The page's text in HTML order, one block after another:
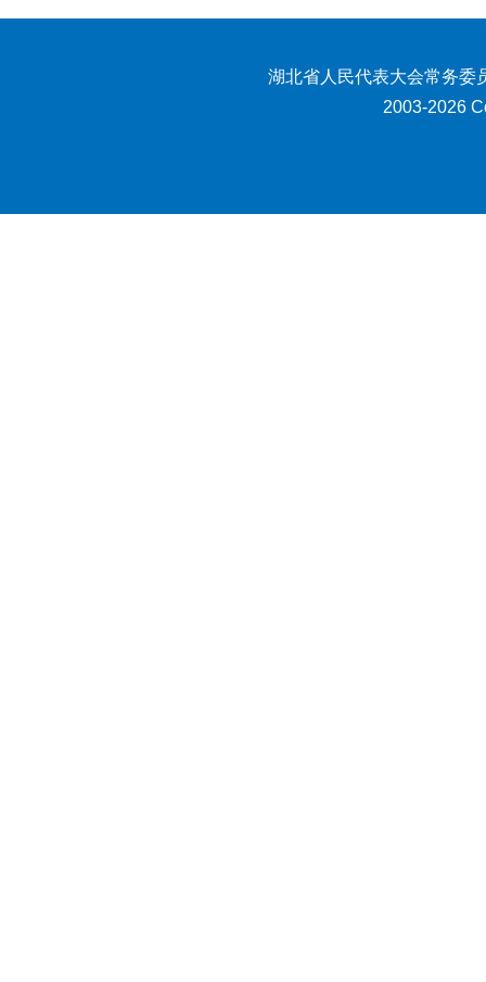
湖北省人民代表大会常务委
2003-2026